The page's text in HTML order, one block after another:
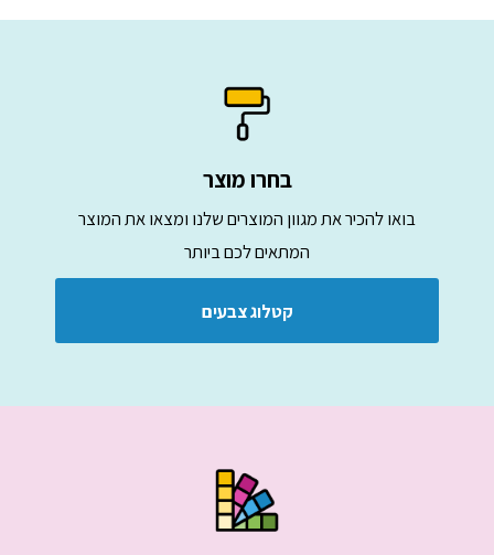
בחרו מוצר
בואו להכיר את מגוון המוצרים שלנו ומצאו את המוצר
המתאים לכם ביותר
קטלוג צבעים